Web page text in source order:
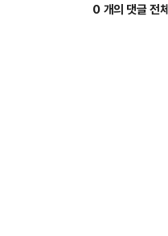
0 개의 댓글 전